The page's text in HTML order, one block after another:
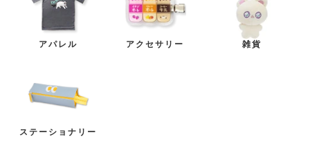
アパレル アクセサリー 雑貨
ステーショナリー